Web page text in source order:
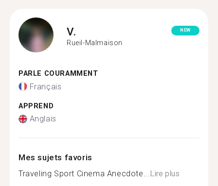
V.
Rueil-Malmaison
NEW
PARLE COURAMMENT
Français
APPREND
Anglais
Mes sujets favoris
Traveling Sport Cinema Anecdote...Lire plus